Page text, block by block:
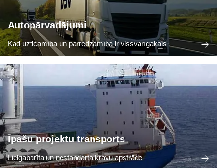
Autopārvadājumi
Kad uzticamība un pārredzamība ir vissvarīgākais
Īpašu projektu transports
Lielgabarīta un nestandarta kravu apstrāde